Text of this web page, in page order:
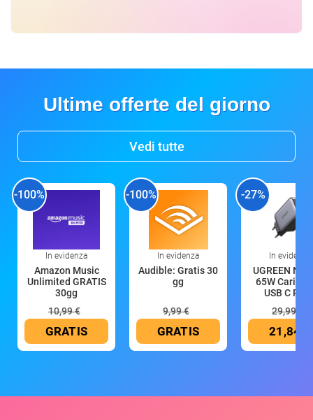
Ultime offerte del giorno
Vedi tutte
-100%
In evidenza
Amazon Music
Unlimited GRATIS
30gg
10,99 €
GRATIS
-100%
In evidenza
Audible: Gratis 30
gg
9,99 €
GRATIS
-27%
In evidenza
UGREEN
65W
USB C
29,99 €
21,84 €